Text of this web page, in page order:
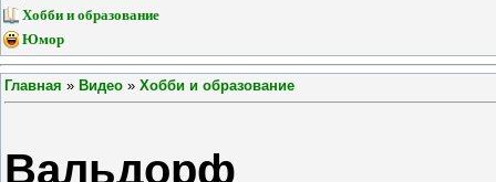
Хобби и образование
Юмор
Главная » Видео » Хобби и образование
Вальдорф